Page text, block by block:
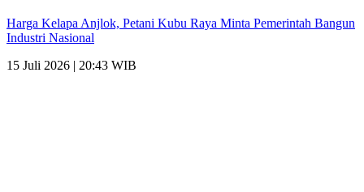
Harga Kelapa Anjlok, Petani Kubu Raya Minta Pemerintah Bangun
Industri Nasional
15 Juli 2026 | 20:43 WIB